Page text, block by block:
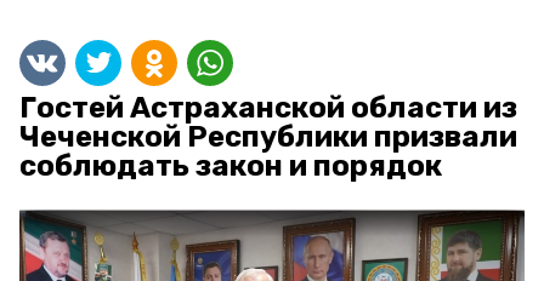
Гостей Астраханской области из
Чеченской Республики призвали
соблюдать закон и порядок